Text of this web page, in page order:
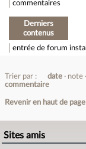
commentaires
Derniers
contenus
entrée de forum
Trier par : date note
commentaire
Revenir en haut de page
Sites amis